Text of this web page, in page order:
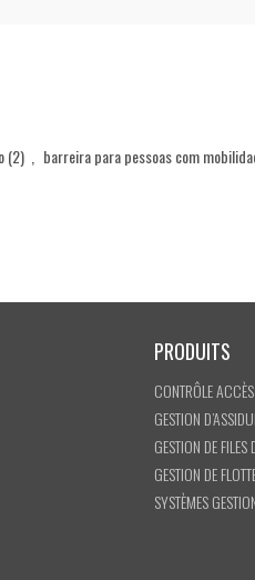
(2) barreira para pessoas com
PRODUITS
CONTRÔLE ACCÈS
GESTION
GESTION DE FILES
GESTION DE
SYSTÈMES